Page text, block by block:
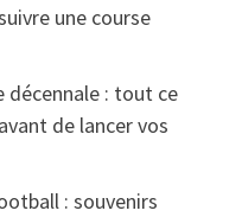
une course
décennale : tout ce
de lancer vos
: souvenirs